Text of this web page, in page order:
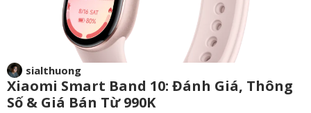
sialthuong
Xiaomi Smart Band 10: Đánh Giá, Thông
Số & Giá Bán Từ 990K